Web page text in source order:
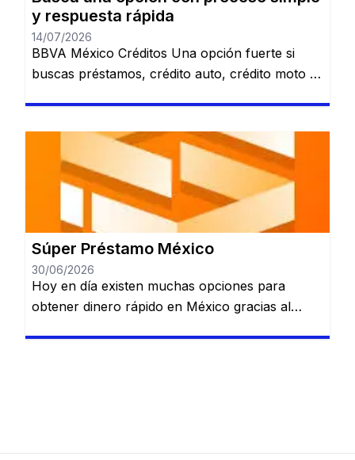
y respuesta rápida
14/07/2026
BBVA México Créditos Una opción fuerte si
buscas préstamos, crédito auto, crédito moto o
lugar. Préstamo personal. Crédito automotriz.
Crédito moto. Préstamo de nómina. Ver
opciones de BBVA Sujeto a evaluación y
aprobación. Santander Préstamos Puede ser
una alternativa para quienes quieren comparar
[…]
Súper Préstamo México
30/06/2026
Hoy en día existen muchas opciones para
obtener dinero rápido en México gracias al
una aplicación […]